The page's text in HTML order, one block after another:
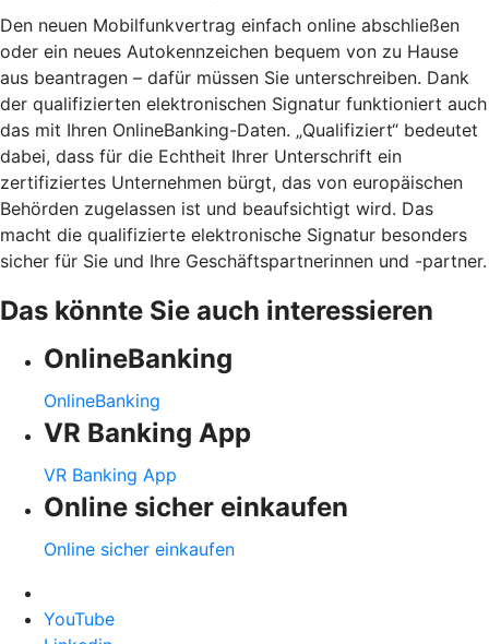
Den neuen Mobilfunkvertrag einfach online abschließen
oder ein neues Autokennzeichen bequem von zu Hause
aus beantragen – dafür müssen Sie unterschreiben. Dank
der qualifizierten elektronischen Signatur funktioniert auch
das mit Ihren OnlineBanking-Daten. „Qualifiziert“ bedeutet
dabei, dass für die Echtheit Ihrer Unterschrift ein
zertifiziertes Unternehmen bürgt, das von europäischen
Behörden zugelassen ist und beaufsichtigt wird. Das
macht die qualifizierte elektronische Signatur besonders
sicher für Sie und Ihre Geschäftspartnerinnen und -partner.
Das könnte Sie auch interessieren
OnlineBanking
OnlineBanking
VR Banking App
VR Banking App
Online sicher einkaufen
Online sicher einkaufen
YouTube